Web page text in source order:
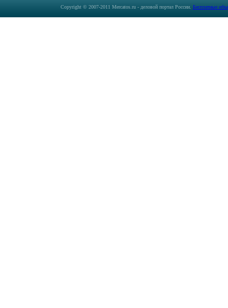
Copyright © 2007-2011 Mercatos.ru - деловой портал России. Бесплатные